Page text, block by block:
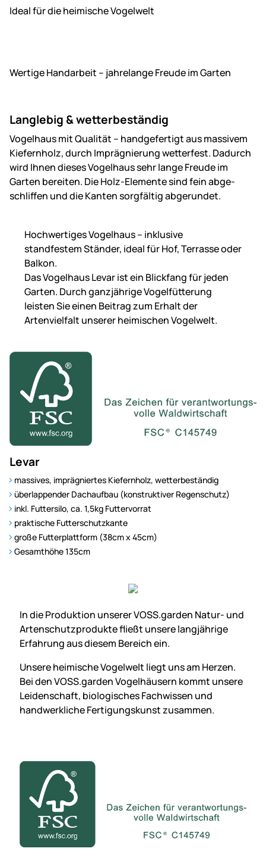
Ideal für die heimische Vogelwelt
Wertige Handarbeit – jahrelange Freude im Garten
Langlebig & wetterbeständig
Vogelhaus mit Qualität – handgefertigt aus massivem
Kiefernholz, durch Imprägnierung wetterfest. Dadurch
wird Ihnen dieses Vogelhaus sehr lange Freude im
Garten bereiten. Die Holz-Elemente sind fein abge­
schliffen und die Kanten sorgfältig abgerundet.
Hochwertiges Vogelhaus – inklusive
standfestem Ständer, ideal für Hof, Terrasse oder
Balkon.
Das Vogelhaus Levar ist ein Blickfang für jeden
Garten. Durch ganzjährige Vogelfütterung
leisten Sie einen Beitrag zum Erhalt der
Artenvielfalt unserer heimischen Vogelwelt.
Levar
massives, impräg­niertes Kiefern­holz, wetter­beständig
überlappender Dach­aufbau (konstruktiver Regen­schutz)
inkl. Futter­silo, ca. 1,5kg Futter­vorrat
praktische Futter­schutz­kante
große Futter­plattform (38cm x 45cm)
Gesamthöhe 135cm
In die Produktion unserer VOSS.garden Natur- und
Artenschutz­produkte fließt unsere langjährige
Erfahrung aus diesem Bereich ein.
Unsere heimische Vogelwelt liegt uns am Herzen.
Bei den VOSS.garden Vogelhäusern kommt unsere
Leidenschaft, biologisches Fachwissen und
handwerkliche Fertigungs­kunst zusammen.